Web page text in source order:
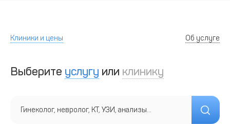
Клиники и цены Об услуге
Выберите услугу или клинику